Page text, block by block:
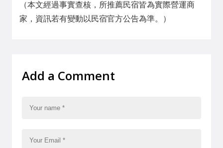
（本文經過事實查核，所推薦民宿皆為實際營運商
家，資訊若有變動以民宿官方公告為準。）
Add a Comment